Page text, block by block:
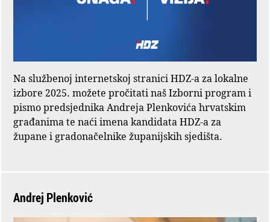
Na službenoj internetskoj stranici HDZ-a za lokalne
izbore 2025. možete pročitati naš Izborni program i
pismo predsjednika Andreja Plenkovića hrvatskim
građanima te naći imena kandidata HDZ-a za
župane i gradonačelnike županijskih sjedišta.
Andrej Plenković